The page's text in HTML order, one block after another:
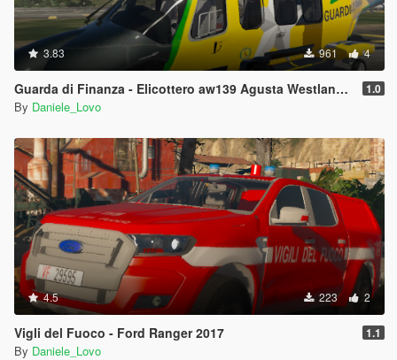
3.83 961 4
Guarda di Finanza - Elicottero aw139 Agusta Westlands Helicopter 1.0
By Daniele_Lovo
4.5 223 2
Vigli del Fuoco - Ford Ranger 2017 1.1
By Daniele_Lovo